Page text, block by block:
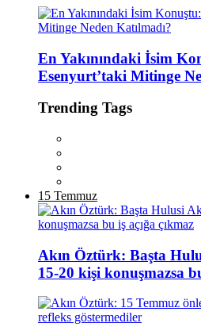
En Yakınındaki İsim
Esenyurt’taki Mitinge
Trending Tags
15 Temmuz
Akın Öztürk: Başta
15-20 kişi konuşmazsa